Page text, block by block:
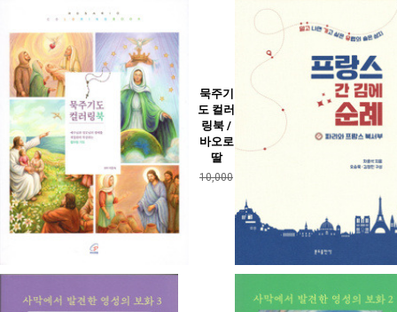
묵주기
도 컬러
링북 /
바오로
딸
10,000